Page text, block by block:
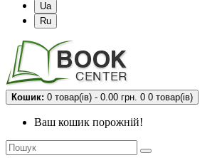
Ua
Ru
Кошик: 0 товар(ів) - 0.00 грн. 0 0 товар(ів)
Ваш кошик порожній!